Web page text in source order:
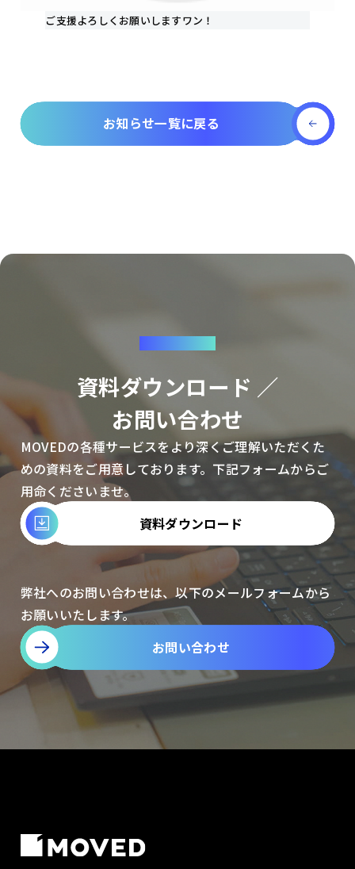
ご支援よろしくお願いしますワン！
お知らせ一覧に戻る
CONTACT
資料ダウンロード ／
お問い合わせ
MOVEDの各種サービスをより深くご理解いただくた
めの資料をご用意しております。下記フォームからご
用命くださいませ。
資料ダウンロード
弊社へのお問い合わせは、以下のメールフォームから
お願いいたします。
お問い合わせ